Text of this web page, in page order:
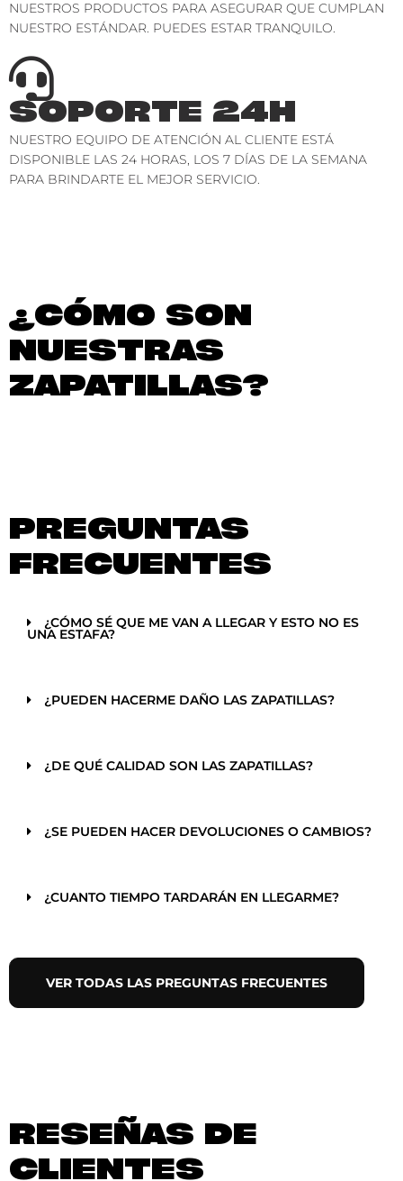
NUESTROS PRODUCTOS PARA ASEGURAR QUE CUMPLAN
NUESTRO ESTÁNDAR. PUEDES ESTAR TRANQUILO.
SOPORTE 24H
NUESTRO EQUIPO DE ATENCIÓN AL CLIENTE ESTÁ
DISPONIBLE LAS 24 HORAS, LOS 7 DÍAS DE LA SEMANA
PARA BRINDARTE EL MEJOR SERVICIO.
¿CÓMO SON
NUESTRAS
ZAPATILLAS?
PREGUNTAS
FRECUENTES
¿CÓMO SÉ QUE ME VAN A LLEGAR Y ESTO NO ES
UNA ESTAFA?
¿PUEDEN HACERME DAÑO LAS ZAPATILLAS?
¿DE QUÉ CALIDAD SON LAS ZAPATILLAS?
¿SE PUEDEN HACER DEVOLUCIONES O CAMBIOS?
¿CUANTO TIEMPO TARDARÁN EN LLEGARME?
VER TODAS LAS PREGUNTAS FRECUENTES
RESEÑAS DE
CLIENTES